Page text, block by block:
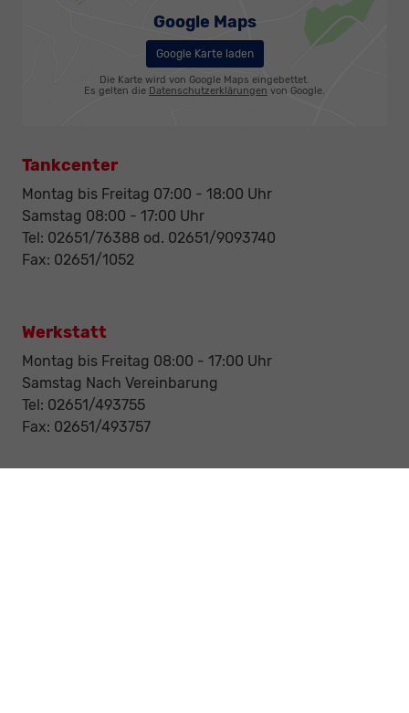
Google Maps
Google Karte laden
Die Karte wird von Google Maps eingebettet.
Es gelten die Datenschutzerklärungen von Google.
Tankcenter
Montag bis Freitag 07:00 - 18:00 Uhr
Samstag 08:00 - 17:00 Uhr
Tel: 02651/76388 od. 02651/9093740
Fax: 02651/1052
Werkstatt
Montag bis Freitag 08:00 - 17:00 Uhr
Samstag Nach Vereinbarung
Tel: 02651/493755
Fax: 02651/493757